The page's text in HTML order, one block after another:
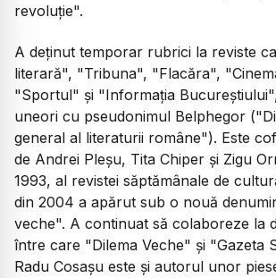
revoluţie".
A deţinut temporar rubrici la reviste
literară", "Tribuna", "Flacăra",
"Sportul" şi "Informaţia
uneori cu pseudonimul Belphegor
general al literaturii române"). Este
de Andrei Pleşu, Tita Chiper şi Zigu
1993, al revistei săptămânale de
din 2004 a apărut sub o nouă
veche". A continuat să colaboreze la
între care "Dilema Veche" şi "Gazeta
Radu Cosaşu este şi autorul unor